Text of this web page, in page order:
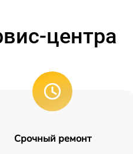
центра
Срочный ремонт